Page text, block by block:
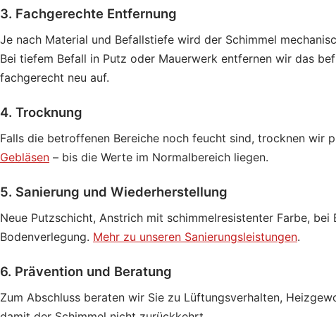
3. Fachgerechte Entfernung
Je nach Material und Befallstiefe wird der Schimmel
Bei tiefem Befall in Putz oder Mauerwerk entfernen wir das
fachgerecht neu auf.
4. Trocknung
Falls die betroffenen Bereiche noch feucht sind, trocknen wir
Gebläsen – bis die Werte im Normalbereich liegen.
5. Sanierung und Wiederherstellung
Neue Putzschicht, Anstrich mit schimmelresistenter Farbe,
Bodenverlegung. Mehr zu unseren Sanierungsleistungen.
6. Prävention und Beratung
Zum Abschluss beraten wir Sie zu Lüftungsverhalten,